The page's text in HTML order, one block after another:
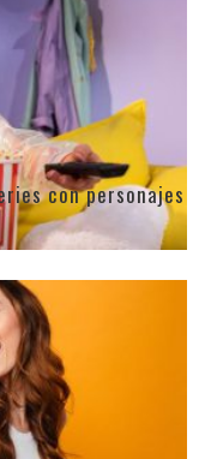
con personajes